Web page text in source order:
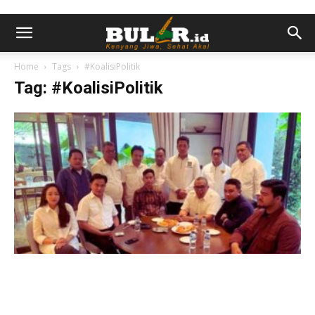
Home Tags #KoalisiPolitik
Tag: #KoalisiPolitik